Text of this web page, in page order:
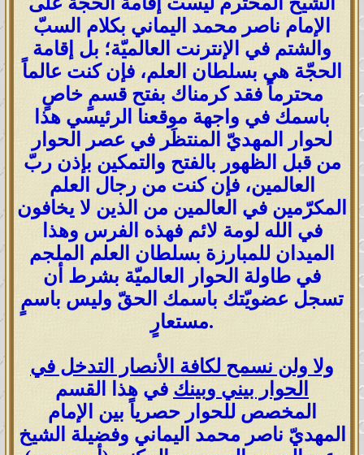
الإمام ناصر محمد اليماني بكلام السبّ
والشتم في الإنترنت العالميّة؛ بل إقامة
الحجّة هي بسلطان العلم، فإن كنت عالماً
محترماً فقد كرمناك بفتح قسمٍ خاصٍ
باسمك في واجهة موقعنا الرئيسي هذا
لحوار المهديّ المنتظَر في عصر الحوار
من قبل الظهور بالفتح والتمكين بإذن ربّ
العالمين، فإن كنت من رجال العلم
المكرّمين في العالمين من الذين لا يخافون
في الله لومة لائم فهذه الفرس وهذا
الميدان للمبارزة بسلطان العلم الملجم
في طاولة الحوار العالميّة بشرط أن
تسجل عضويّتك باسمك الحقّ وليس باسمٍ
مستعارٍ.
ولا ولن نسمح لكافة الأنصار التدخل في
الحوار بيني وبينك في هذا القسم
المخصص للحوار حصرياً بين الإمام
المهديّ ناصر محمد اليماني وفضيلة الشيخ